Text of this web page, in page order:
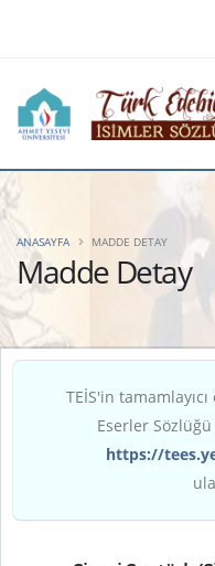
Madde Detay
ANASAYFA MADDE DETAY
TEİS'in
Eserler Sözlüğü
https://